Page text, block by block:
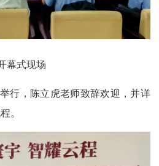
幕式现场
行，陈立虎老师致辞欢迎，并详
。